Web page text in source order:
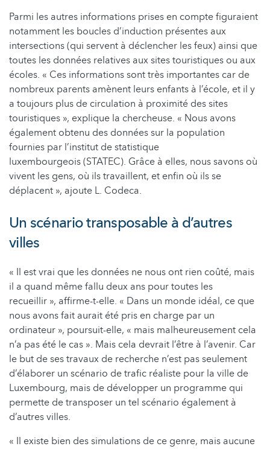
Parmi les autres informations prises en compte figuraient
notamment les boucles d’induction présentes aux
intersections (qui servent à déclencher les feux) ainsi que
toutes les données relatives aux sites touristiques ou aux
écoles. « Ces informations sont très importantes car de
nombreux parents amènent leurs enfants à l’école, et il y
a toujours plus de circulation à proximité des sites
touristiques », explique la chercheuse. « Nous avons
également obtenu des données sur la population
fournies par l’institut de statistique
luxembourgeois (STATEC). Grâce à elles, nous savons où
vivent les gens, où ils travaillent, et enfin où ils se
déplacent », ajoute L. Codeca.
Un scénario transposable à d’autres
villes
« Il est vrai que les données ne nous ont rien coûté, mais
il a quand même fallu deux ans pour toutes les
recueillir », affirme-t-elle. « Dans un monde idéal, ce que
nous avons fait aurait été pris en charge par un
ordinateur », poursuit-elle, « mais malheureusement cela
n’a pas été le cas ». Mais cela devrait l’être à l’avenir. Car
le but de ses travaux de recherche n’est pas seulement
d’élaborer un scénario de trafic réaliste pour la ville de
Luxembourg, mais de développer un programme qui
permette de transposer un tel scénario également à
d’autres villes.
« Il existe bien des simulations de ce genre, mais aucune